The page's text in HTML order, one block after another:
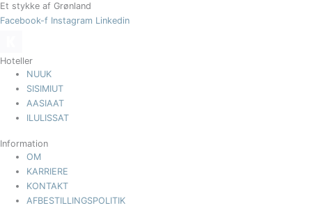
Et stykke af Grønland
Facebook-f Instagram Linkedin
Hoteller
NUUK
SISIMIUT
AASIAAT
ILULISSAT
Information
OM
KARRIERE
KONTAKT
AFBESTILLINGSPOLITIK